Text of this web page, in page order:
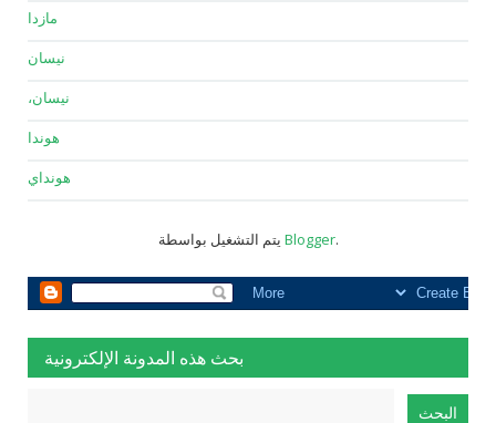
مازدا
نيسان
نيسان،
هوندا
هونداي
Blogger.
بحث هذه المدونة الإلكترونية